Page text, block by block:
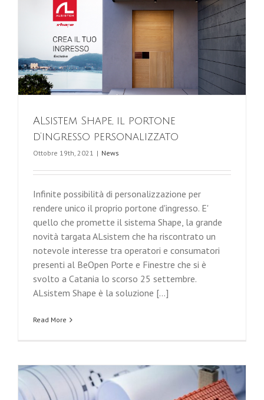
ALsistem Shape, il portone
d’ingresso personalizzato
Ottobre 19th, 2021 | News
Infinite possibilità di personalizzazione per
rendere unico il proprio portone d'ingresso. E'
quello che promette il sistema Shape, la grande
novità targata ALsistem che ha riscontrato un
notevole interesse tra operatori e consumatori
presenti al BeOpen Porte e Finestre che si è
svolto a Catania lo scorso 25 settembre.
ALsistem Shape è la soluzione [...]
Read More